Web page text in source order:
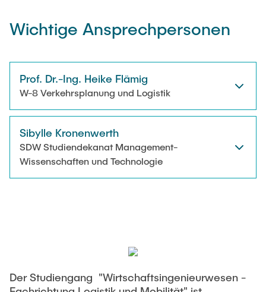
Wichtige Ansprechpersonen
Prof. Dr.-Ing. Heike Flämig
W-8 Verkehrsplanung und Logistik
Sibylle Kronenwerth
SDW Studiendekanat Management-
Wissenschaften und Technologie
Der Studiengang "Wirtschaftsingenieurwesen -